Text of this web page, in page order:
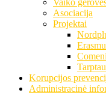
Vaiko
Asociacija
Projektai
Korupcijos
Administracinė